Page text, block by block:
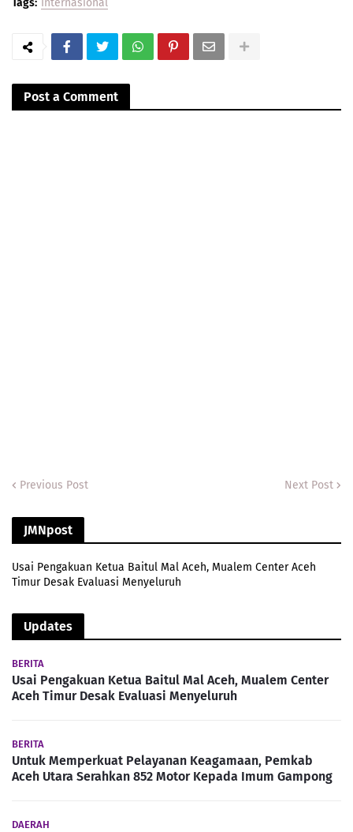
Tags: Internasional
Post a Comment
Previous Post Next Post
JMNpost
Usai Pengakuan Ketua Baitul Mal Aceh, Mualem Center Aceh
Timur Desak Evaluasi Menyeluruh
Updates
BERITA
Usai Pengakuan Ketua Baitul Mal Aceh, Mualem Center
Aceh Timur Desak Evaluasi Menyeluruh
BERITA
Untuk Memperkuat Pelayanan Keagamaan, Pemkab
Aceh Utara Serahkan 852 Motor Kepada Imum Gampong
DAERAH